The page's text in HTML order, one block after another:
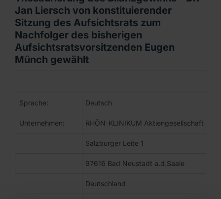
Jan Liersch von konstituierender
Sitzung des Aufsichtsrats zum
Nachfolger des bisherigen
Aufsichtsratsvorsitzenden Eugen
Münch gewählt
Deutsch
RHÖN-KLINIKUM Aktiengesellschaft
Salzburger Leite 1
97616 Bad Neustadt a.d.Saale
Deutschland
Sprache:
Unternehmen: